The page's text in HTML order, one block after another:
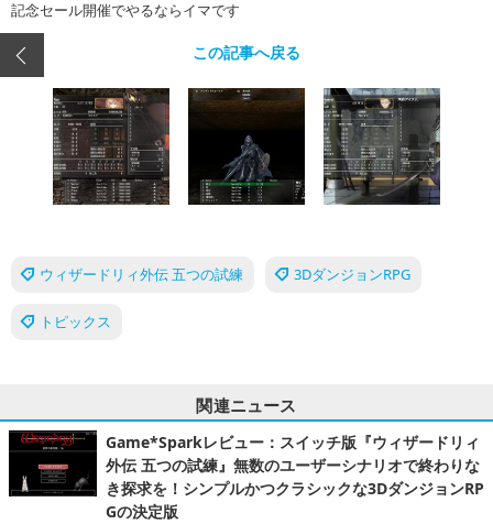
記念セール開催でやるならイマです
この記事へ戻る
ウィザードリィ外伝 五つの試練 3DダンジョンRPG
トピックス
関連ニュース
Game*Sparkレビュー：スイッチ版『ウィザードリィ
外伝 五つの試練』無数のユーザーシナリオで終わりな
き探求を！シンプルかつクラシックな3DダンジョンRP
Gの決定版